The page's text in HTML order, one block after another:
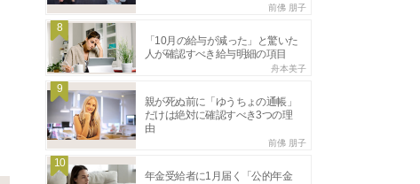
前佛 朋子
8
「10月の給与が減った」と驚いた
人が確認すべき給与明細の項目
舟本美子
9
親が死ぬ前に「ゆうちょの通帳」
だけは絶対に確認すべき3つの理
由
前佛 朋子
10
年金受給者に1月届く「公的年金